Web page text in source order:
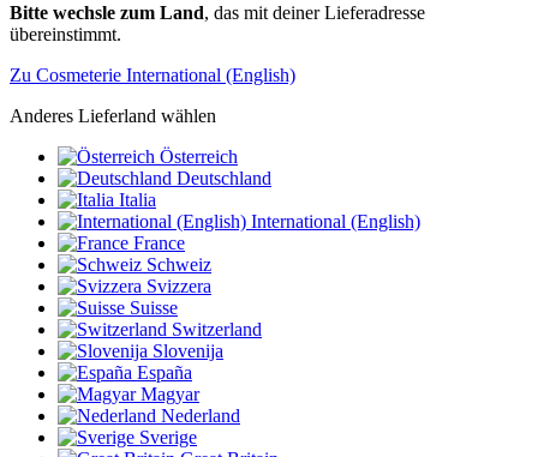
Bitte wechsle zum Land, das mit deiner Lieferadresse
übereinstimmt.
Zu Cosmeterie International (English)
Anderes Lieferland wählen
Österreich
Deutschland
Italia
International (English)
France
Schweiz
Svizzera
Suisse
Switzerland
Slovenija
España
Magyar
Nederland
Sverige